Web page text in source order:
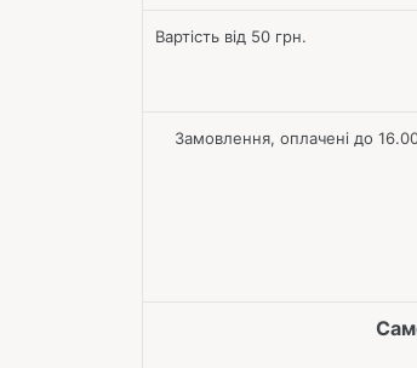
Вартість від 50 грн.
Замовлення, оплачені до